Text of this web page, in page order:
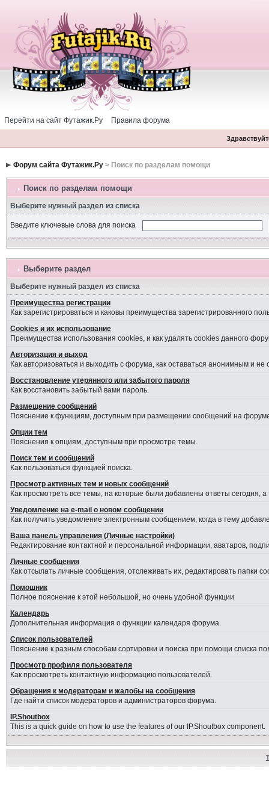
Перейти на сайт Футажик.Ру Правила форума
Форум сайта Футажик.Ру> Поиск по разделам помощи
Поиск по разделам помощи
Выберите нужный раздел из списка
Введите ключевые слова для поиска
Выберите раздел
Выберите нужный раздел из списка
Преимущества регистрации
Как зарегистрироваться и каковы преимущества зарегистрированного
Cookies и их использование
Преимущества использования cookies, и как удалять cookies данного
Авторизация и выход
Как авторизоваться и выходить с форума, как оставаться анонимным и
Восстановление утерянного или забытого пароля
Как восстановить забытый вами пароль.
Размещение сообщений
Пояснение к функциям, доступным при размещении сообщений на
Опции тем
Пояснения к опциям, доступным при просмотре темы.
Поиск тем и сообщений
Как пользоваться функцией поиска.
Просмотр активных тем и новых сообщений
Как просмотреть все темы, на которые были добавлены ответы сегодня,
Уведомление на е-mail о новом сообщении
Как получить уведомление электронным сообщением, когда в тему
Ваша панель управления (Личные настройки)
Редактирование контактной и персональной информации, аватаров,
Личные сообщения
Как отсылать личные сообщения, отслеживать их, редактировать папки
Помошник
Полное пояснение к этой небольшой, но очень удобной функции
Календарь
Дополнительная информация о функции календаря форума.
Список пользователей
Пояснение к разным способам сортировки и поиска при помощи списка
Просмотр профиля пользователя
Как просмотреть контактную информацию пользователей.
Обращения к модераторам и жалобы на сообщения
Где найти список модераторов и администраторов форума.
IP.Shoutbox
This is a quick guide on how to use the features of our IP.Shoutbox component.